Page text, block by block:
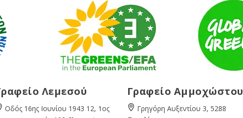
Λεμεσού
Οδός 16ης Ιουνίου 1943 12, 1ος
Γραφείο Αμμοχώστου
Γρηγόρη Αυξεντίου 3, 5288